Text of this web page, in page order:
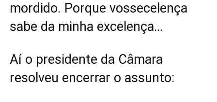
mordido. Porque vossecelença
sabe da minha excelença…
Aí o presidente da Câmara
resolveu encerrar o assunto: